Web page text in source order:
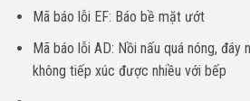
Mã báo lỗi EF: Báo bề mặt ướt
Mã báo lỗi AD: Nồi nấu quá nóng, đáy
không tiếp xúc được nhiều với bếp